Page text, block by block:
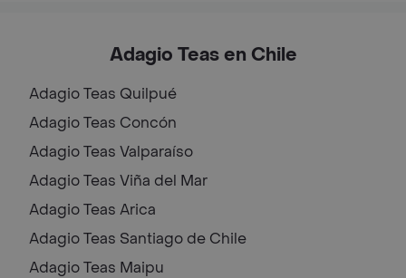
Adagio Teas en Chile
Adagio Teas Quilpué
Adagio Teas Concón
Adagio Teas Valparaíso
Adagio Teas Viña del Mar
Adagio Teas Arica
Adagio Teas Santiago de Chile
Adagio Teas Maipu